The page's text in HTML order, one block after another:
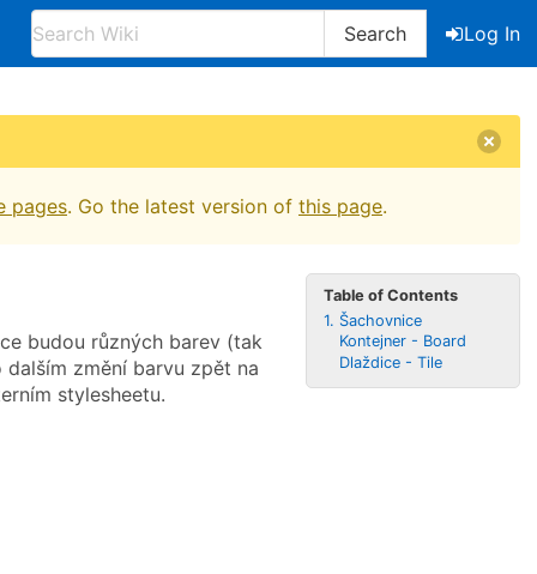
Search
Log In
pages. Go the latest version of this page.
Table of Contents
1. Šachovnice
Kontejner - Board
Dlaždice - Tile
budou různých barev (tak
změní barvu zpět na
stylesheetu.